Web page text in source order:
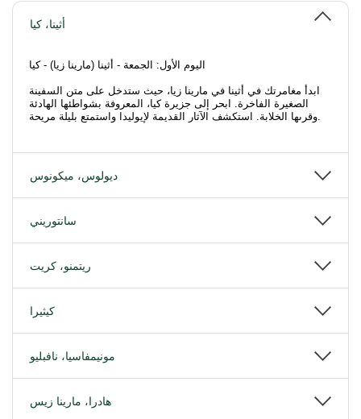
أثينا، كيا
اليوم الأول: الجمعة - أثينا (مارينا زيا) - كيا
ابدأ مغامرتك في أثينا في مارينا زيا، حيث ستدخل على متن السفينة
الصغيرة الفاخرة. ابحر إلى جزيرة كيا، المعروفة بشواطئها الهادئة
وقرىها الخلابة. استكشف الآثار القديمة لإيوليدا واستمتع بليلة مريحة.
ديولوس، ميكونوس
سانتوريني
ريتمنو، كريت
كيثيرا
مونيمفاسيا، نافبليو
هادرا، مارينا زيس